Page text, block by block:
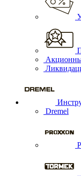
Dremel